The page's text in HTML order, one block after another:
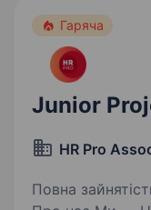
корпоративних…
Гаряча
Junior
HR Pro
Повна